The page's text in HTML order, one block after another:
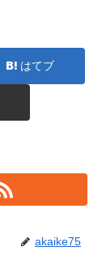
はてブ
akaike75